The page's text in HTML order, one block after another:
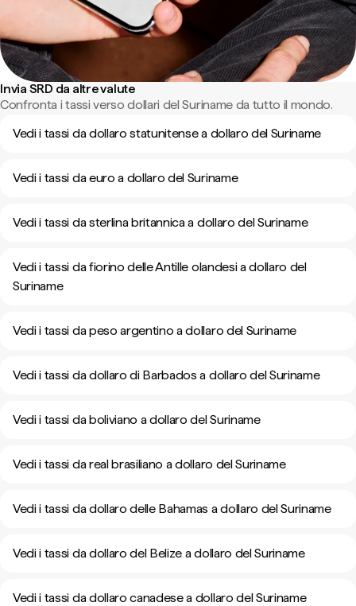
Invia SRD da altre valute
Confronta i tassi verso dollari del Suriname da tutto il mondo.
Vedi i tassi da dollaro statunitense a dollaro del Suriname
Vedi i tassi da euro a dollaro del Suriname
Vedi i tassi da sterlina britannica a dollaro del Suriname
Vedi i tassi da fiorino delle Antille olandesi a dollaro del
Suriname
Vedi i tassi da peso argentino a dollaro del Suriname
Vedi i tassi da dollaro di Barbados a dollaro del Suriname
Vedi i tassi da boliviano a dollaro del Suriname
Vedi i tassi da real brasiliano a dollaro del Suriname
Vedi i tassi da dollaro delle Bahamas a dollaro del Suriname
Vedi i tassi da dollaro del Belize a dollaro del Suriname
Vedi i tassi da dollaro canadese a dollaro del Suriname